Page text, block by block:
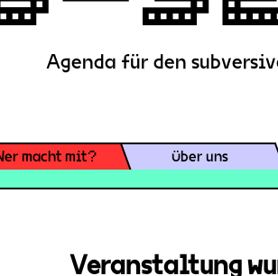
Agenda für den
macht mit? Über uns
Veranstaltung